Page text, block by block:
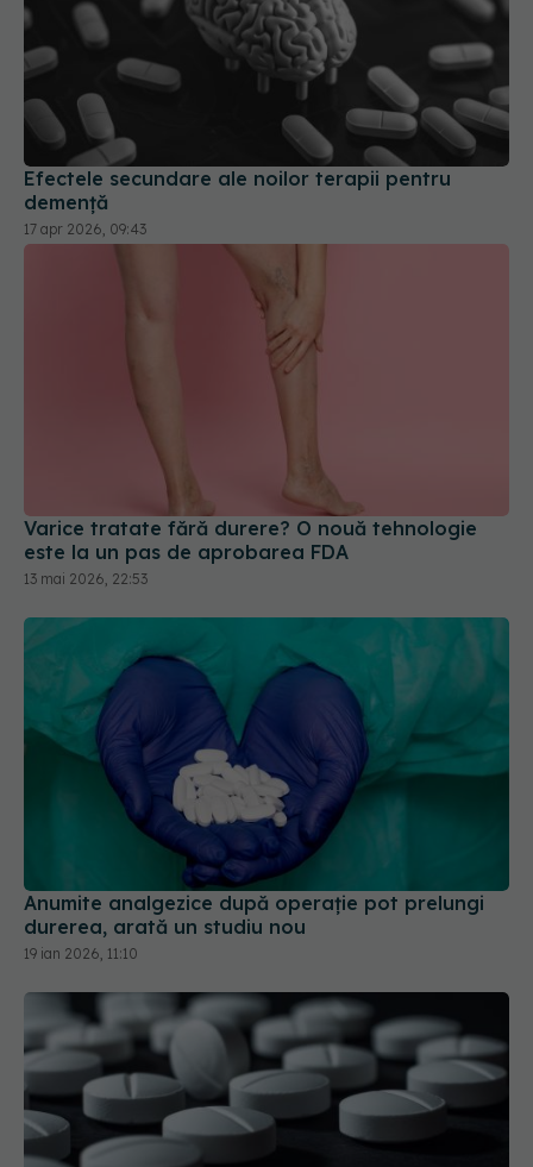
Efectele secundare ale noilor terapii pentru
demență
17 apr 2026, 09:43
Varice tratate fără durere? O nouă tehnologie
este la un pas de aprobarea FDA
13 mai 2026, 22:53
Anumite analgezice după operație pot prelungi
durerea, arată un studiu nou
19 ian 2026, 11:10